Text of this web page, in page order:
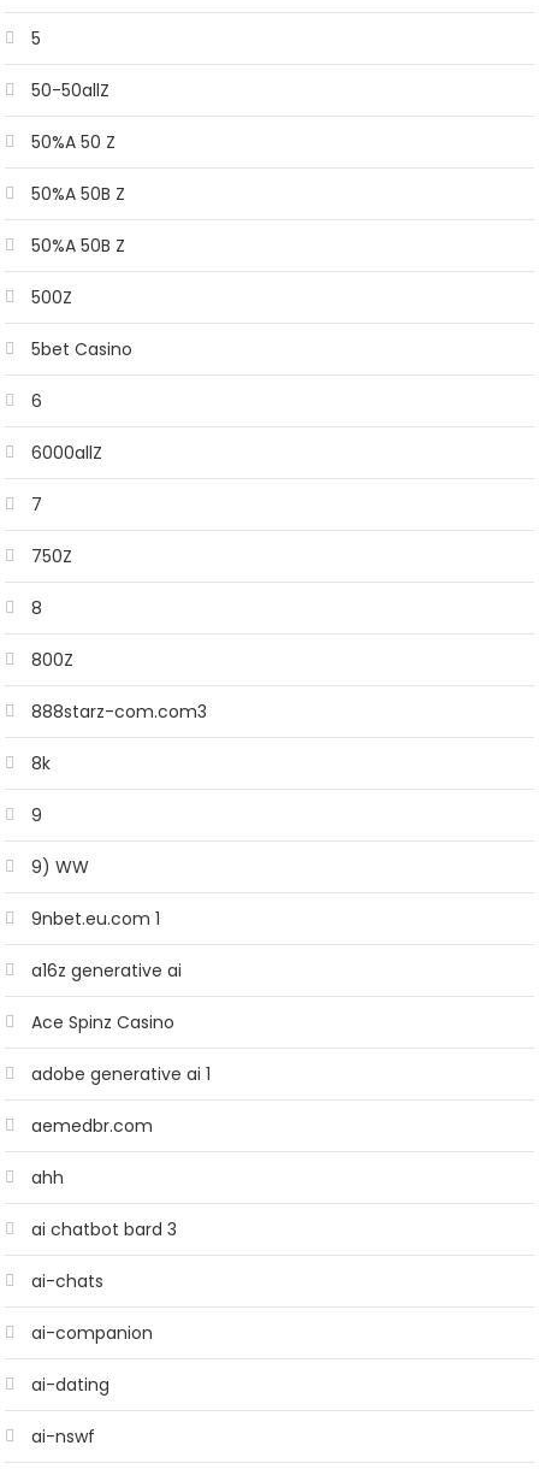
5
50-50allZ
50%A 50 Z
50%A 50B Z
50%A 50B Z
500Z
5bet Casino
6
6000allZ
7
750Z
8
800Z
888starz-com.com3
8k
9
9) WW
9nbet.eu.com 1
a16z generative ai
Ace Spinz Casino
adobe generative ai 1
aemedbr.com
ahh
ai chatbot bard 3
ai-chats
ai-companion
ai-dating
ai-nswf